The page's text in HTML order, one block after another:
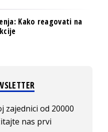
Kako reagovati na
zajednici od 20000
nas prvi